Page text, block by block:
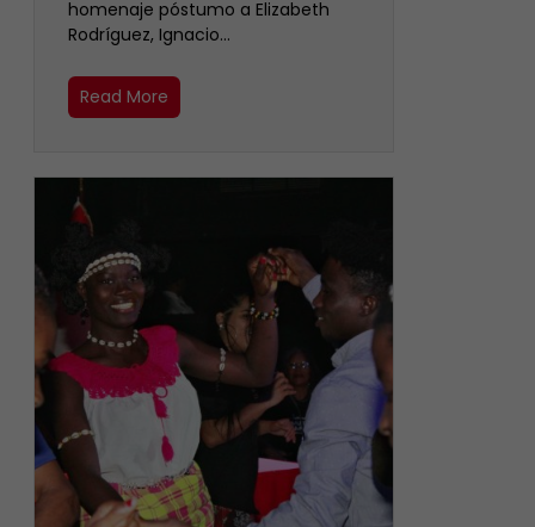
homenaje póstumo a Elizabeth
Rodríguez, Ignacio…
Read More